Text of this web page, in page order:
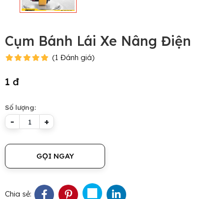
Cụm Bánh Lái Xe Nâng Điện
(1 Đánh giá)
1 đ
Số lượng:
- +
GỌI NGAY
Chia sẻ: